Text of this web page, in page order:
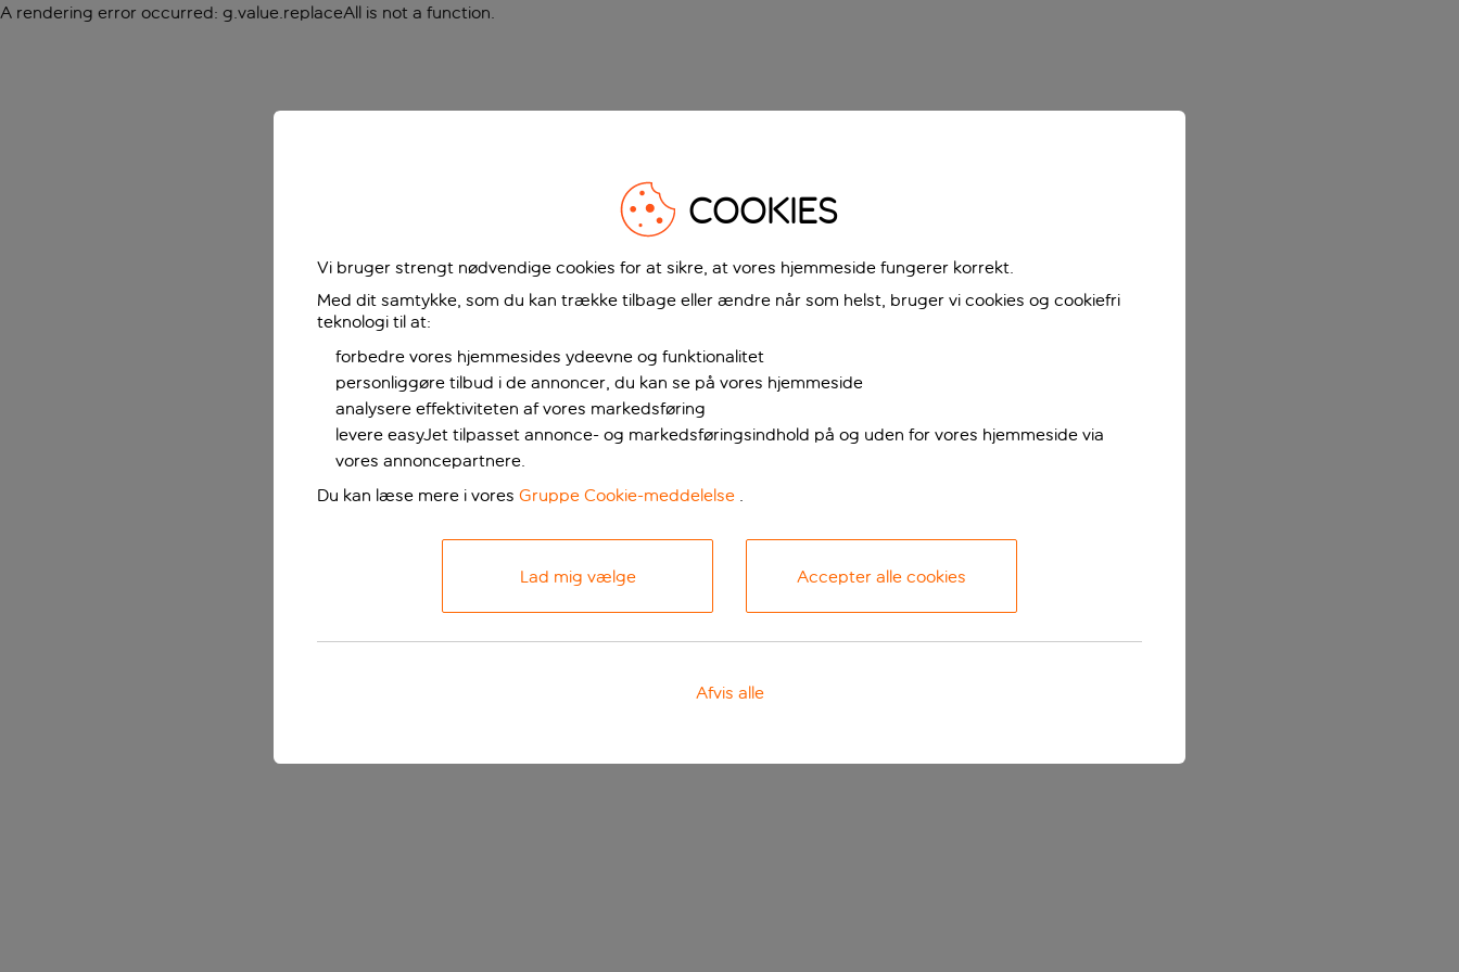
A rendering error occurred: g.value.replaceAll is not a function.
COOKIES
Vi bruger strengt nødvendige cookies for at sikre, at vores hjemmeside fungerer korrekt.
Med dit samtykke, som du kan trække tilbage eller ændre når som helst, bruger vi cookies og cookiefri
teknologi til at:
forbedre vores hjemmesides ydeevne og funktionalitet
personliggøre tilbud i de annoncer, du kan se på vores hjemmeside
analysere effektiviteten af vores markedsføring
levere easyJet tilpasset annonce- og markedsføringsindhold på og uden for vores hjemmeside via
vores annoncepartnere.
Du kan læse mere i vores Gruppe Cookie-meddelelse .
Lad mig vælge Accepter alle cookies
Afvis alle